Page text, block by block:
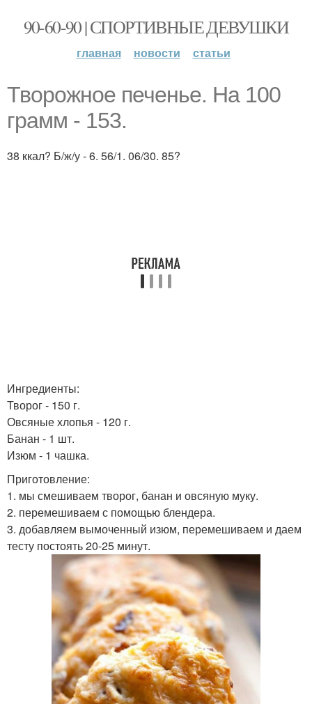
90-60-90 | СПОРТИВНЫЕ ДЕВУШКИ
главная новости статьи
Творожное печенье. На 100
грамм - 153.
38 ккал? Б/ж/у - 6. 56/1. 06/30. 85?
Ингредиенты:
Творог - 150 г.
Овсяные хлопья - 120 г.
Банан - 1 шт.
Изюм - 1 чашка.
Приготовление:
1. мы смешиваем творог, банан и овсяную муку.
2. перемешиваем с помощью блендера.
3. добавляем вымоченный изюм, перемешиваем и даем
тесту постоять 20-25 минут.